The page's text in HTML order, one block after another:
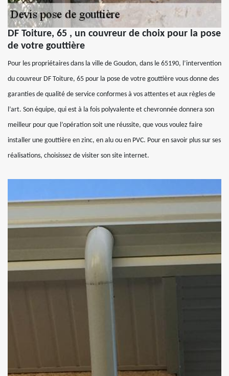
DF Toiture, 65 , un couvreur de choix pour la pose
de votre gouttière
Pour les propriétaires dans la ville de Goudon, dans le 65190, l’intervention
du couvreur DF Toiture, 65 pour la pose de votre gouttière vous donne des
garanties de qualité de service conformes à vos attentes et aux règles de
l’art. Son équipe, qui est à la fois polyvalente et chevronnée donnera son
meilleur pour que l’opération soit une réussite, que vous voulez faire
installer une gouttière en zinc, en alu ou en PVC. Pour en savoir plus sur ses
réalisations, choisissez de visiter son site internet.